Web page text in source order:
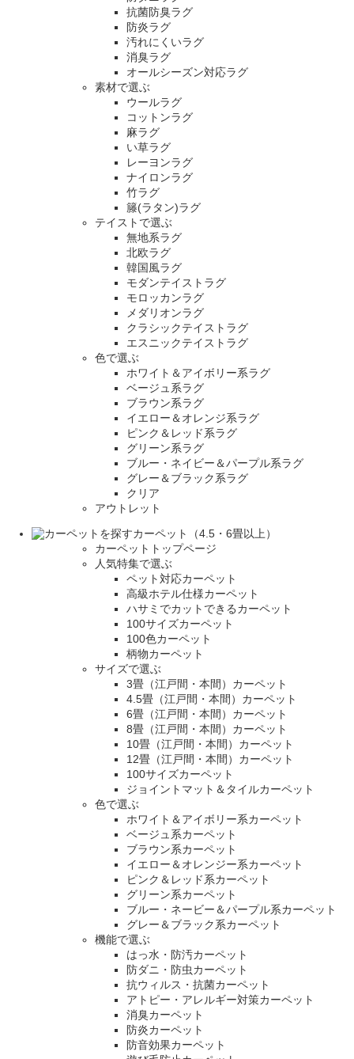
抗菌防臭ラグ
防炎ラグ
汚れにくいラグ
消臭ラグ
オールシーズン対応ラグ
素材で選ぶ
ウールラグ
コットンラグ
麻ラグ
い草ラグ
レーヨンラグ
ナイロンラグ
竹ラグ
籐(ラタン)ラグ
テイストで選ぶ
無地系ラグ
北欧ラグ
韓国風ラグ
モダンテイストラグ
モロッカンラグ
メダリオンラグ
クラシックテイストラグ
エスニックテイストラグ
色で選ぶ
ホワイト＆アイボリー系ラグ
ベージュ系ラグ
ブラウン系ラグ
イエロー＆オレンジ系ラグ
ピンク＆レッド系ラグ
グリーン系ラグ
ブルー・ネイビー＆パープル系ラグ
グレー＆ブラック系ラグ
クリア
アウトレット
カーペット（4.5・6畳以上）
カーペットトップページ
人気特集で選ぶ
ペット対応カーペット
高級ホテル仕様カーペット
ハサミでカットできるカーペット
100サイズカーペット
100色カーペット
柄物カーペット
サイズで選ぶ
3畳（江戸間・本間）カーペット
4.5畳（江戸間・本間）カーペット
6畳（江戸間・本間）カーペット
8畳（江戸間・本間）カーペット
10畳（江戸間・本間）カーペット
12畳（江戸間・本間）カーペット
100サイズカーペット
ジョイントマット＆タイルカーペット
色で選ぶ
ホワイト＆アイボリー系カーペット
ベージュ系カーペット
ブラウン系カーペット
イエロー＆オレンジー系カーペット
ピンク＆レッド系カーペット
グリーン系カーペット
ブルー・ネービー＆パープル系カーペット
グレー＆ブラック系カーペット
機能で選ぶ
はっ水・防汚カーペット
防ダニ・防虫カーペット
抗ウィルス・抗菌カーペット
アトピー・アレルギー対策カーペット
消臭カーペット
防炎カーペット
防音効果カーペット